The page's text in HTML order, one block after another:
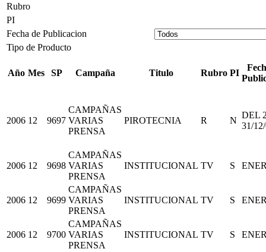
Rubro
PI
Fecha de Publicacion
Tipo de Producto
Año Mes SP Campaña Titulo Rubro PI
2006 12 9697
CAMPAÑAS
VARIAS
PRENSA
PIROTECNIA R N
DEL
31/
2006 12 9698
CAMPAÑAS
VARIAS
PRENSA
INSTITUCIONAL TV S
2006 12 9699
CAMPAÑAS
VARIAS
PRENSA
INSTITUCIONAL TV S
2006 12 9700
CAMPAÑAS
VARIAS
PRENSA
INSTITUCIONAL TV S